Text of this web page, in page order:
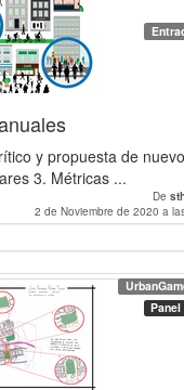
y propuesta de
3. Métricas ...
De
2 de Noviembre de 2020 a
Panel